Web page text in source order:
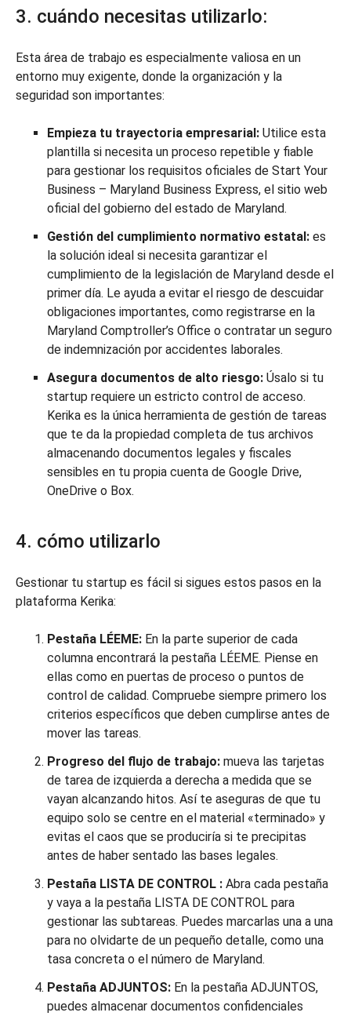
3. cuándo necesitas utilizarlo:
Esta área de trabajo es especialmente valiosa en un
entorno muy exigente, donde la organización y la
seguridad son importantes:
Empieza tu trayectoria empresarial: Utilice esta
plantilla si necesita un proceso repetible y fiable
para gestionar los requisitos oficiales de Start Your
Business – Maryland Business Express, el sitio web
oficial del gobierno del estado de Maryland.
Gestión del cumplimiento normativo estatal: es
la solución ideal si necesita garantizar el
cumplimiento de la legislación de Maryland desde el
primer día. Le ayuda a evitar el riesgo de descuidar
obligaciones importantes, como registrarse en la
Maryland Comptroller’s Office o contratar un seguro
de indemnización por accidentes laborales.
Asegura documentos de alto riesgo: Úsalo si tu
startup requiere un estricto control de acceso.
Kerika es la única herramienta de gestión de tareas
que te da la propiedad completa de tus archivos
almacenando documentos legales y fiscales
sensibles en tu propia cuenta de Google Drive,
OneDrive o Box.
4. cómo utilizarlo
Gestionar tu startup es fácil si sigues estos pasos en la
plataforma Kerika:
Pestaña LÉEME: En la parte superior de cada
columna encontrará la pestaña LÉEME. Piense en
ellas como en puertas de proceso o puntos de
control de calidad. Compruebe siempre primero los
criterios específicos que deben cumplirse antes de
mover las tareas.
Progreso del flujo de trabajo: mueva las tarjetas
de tarea de izquierda a derecha a medida que se
vayan alcanzando hitos. Así te aseguras de que tu
equipo solo se centre en el material «terminado» y
evitas el caos que se produciría si te precipitas
antes de haber sentado las bases legales.
Pestaña LISTA DE CONTROL : Abra cada pestaña
y vaya a la pestaña LISTA DE CONTROL para
gestionar las subtareas. Puedes marcarlas una a una
para no olvidarte de un pequeño detalle, como una
tasa concreta o el número de Maryland.
Pestaña ADJUNTOS: En la pestaña ADJUNTOS,
puedes almacenar documentos confidenciales